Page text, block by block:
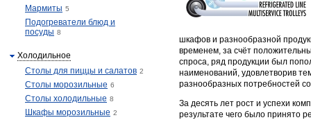
шкафов и разнообразной
временем, за счёт
спроса, ряд продукции был
наименований, удовлетворив
разнообразных потребностей
За десять лет рост и успехи
результате чего было принято
Мармиты 5
Подогреватели блюд и
посуды 8
Холодильное
Столы для пиццы и салатов 2
Столы морозильные 6
Столы холодильные 8
Шкафы морозильные 2